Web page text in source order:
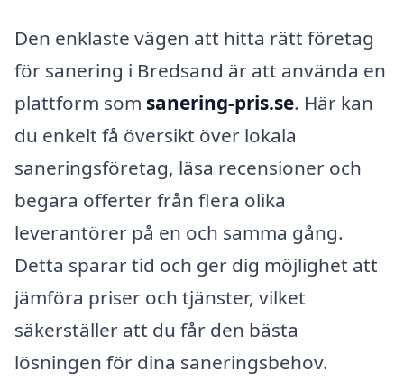
Den enklaste vägen att hitta rätt företag
för sanering i Bredsand är att använda en
plattform som sanering-pris.se. Här kan
du enkelt få översikt över lokala
saneringsföretag, läsa recensioner och
begära offerter från flera olika
leverantörer på en och samma gång.
Detta sparar tid och ger dig möjlighet att
jämföra priser och tjänster, vilket
säkerställer att du får den bästa
lösningen för dina saneringsbehov.